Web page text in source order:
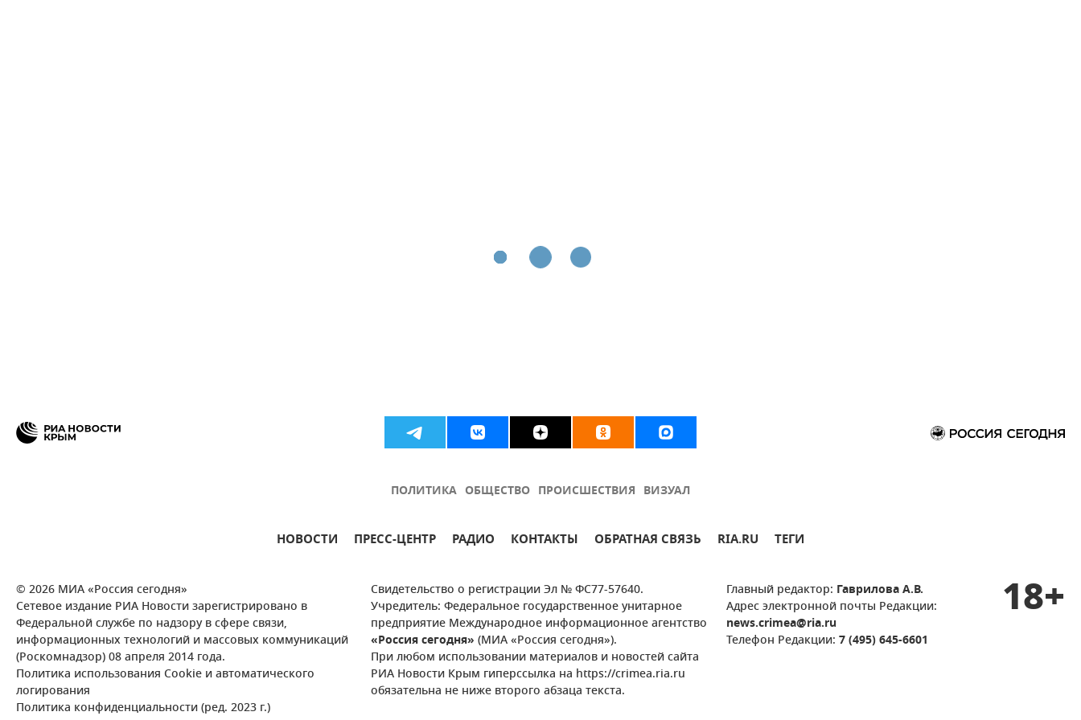
ПОЛИТИКА ОБЩЕСТВО ПРОИСШЕСТВИЯ ВИЗУАЛ
НОВОСТИ ПРЕСС-ЦЕНТР РАДИО КОНТАКТЫ ОБРАТНАЯ СВЯЗЬ RIA.RU ТЕГИ
© 2026 МИА «Россия сегодня»
Сетевое издание РИА Новости зарегистрировано в
Федеральной службе по надзору в сфере связи,
информационных технологий и массовых коммуникаций
(Роскомнадзор) 08 апреля 2014 года.
Политика использования Cookie и автоматического
логирования
Политика конфиденциальности (ред. 2023 г.)
Свидетельство о регистрации Эл № ФС77-57640.
Учредитель: Федеральное государственное унитарное
предприятие Международное информационное агентство
«Россия сегодня» (МИА «Россия сегодня»).
При любом использовании материалов и новостей сайта
РИА Новости Крым гиперссылка на https://crimea.ria.ru
обязательна не ниже второго абзаца текста.
Главный редактор: Гаврилова А.В.
Адрес электронной почты Редакции:
news.crimea@ria.ru
Телефон Редакции: 7 (495) 645-6601
18+